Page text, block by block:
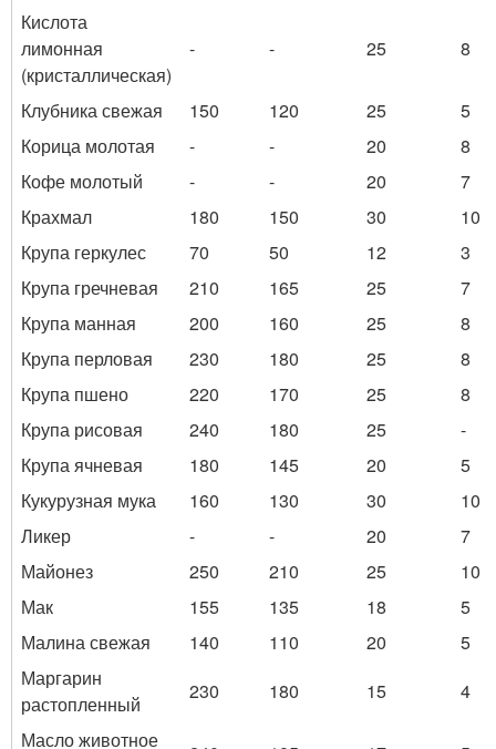
Кислота
лимонная
(кристаллическая)
- - 25 8
Клубника свежая 150 120 25
5
Корица молотая
- - 20
8
Кофе молотый
- - 20
7
Крахмал
180 150 30
10
Крупа геркулес
70 50 12
3
Крупа гречневая
210 165 25
7
Крупа манная
200 160 25
8
Крупа перловая
230 180 25
8
Крупа пшено
220 170 25
8
Крупа рисовая
240 180 25
-
Крупа ячневая
180 145 20
5
Кукурузная мука
160 130 30
10
Ликер
- - 20
7
Майонез
250 210 25
10
Мак
155 135 18
5
Малина свежая
140 110 20
5
Маргарин
растопленный
230 180 15
4
Масло животное